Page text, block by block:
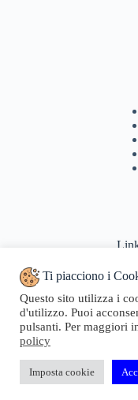
Copyright © 2024
Ti piacciono i
Questo sito utilizza i
d'utilizzo. Puoi
pulsanti. Per maggiori
policy
Imposta cookie